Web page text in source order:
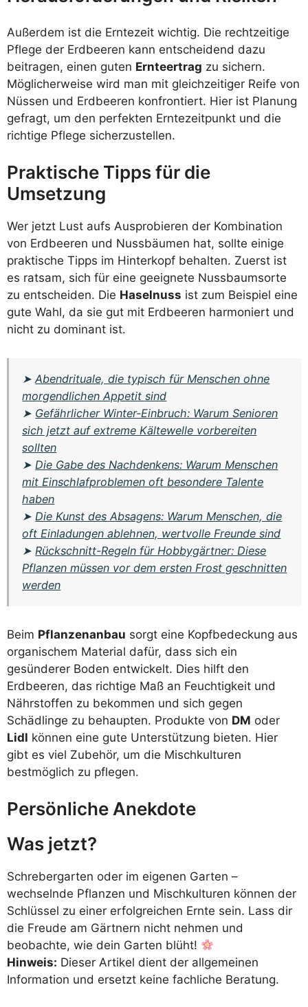
Außerdem ist die Erntezeit wichtig. Die rechtzeitige
Pflege der Erdbeeren kann entscheidend dazu
beitragen, einen guten Ernteertrag zu sichern.
Möglicherweise wird man mit gleichzeitiger Reife von
Nüssen und Erdbeeren konfrontiert. Hier ist Planung
gefragt, um den perfekten Erntezeitpunkt und die
richtige Pflege sicherzustellen.
Praktische Tipps für die
Umsetzung
Wer jetzt Lust aufs Ausprobieren der Kombination
von Erdbeeren und Nussbäumen hat, sollte einige
praktische Tipps im Hinterkopf behalten. Zuerst ist
es ratsam, sich für eine geeignete Nussbaumsorte
zu entscheiden. Die Haselnuss ist zum Beispiel eine
gute Wahl, da sie gut mit Erdbeeren harmoniert und
nicht zu dominant ist.
➤Abendrituale, die typisch für Menschen ohne
morgendlichen Appetit sind
➤ Gefährlicher Winter-Einbruch: Warum Senioren
sich jetzt auf extreme Kältewelle vorbereiten
sollten
➤Die Gabe des Nachdenkens: Warum Menschen
mit Einschlafproblemen oft besondere Talente
haben
➤Die Kunst des Absagens: Warum Menschen, die
oft Einladungen ablehnen, wertvolle Freunde sind
➤Rückschnitt-Regeln für Hobbygärtner: Diese
Pflanzen müssen vor dem ersten Frost geschnitten
werden
Beim Pflanzenanbau sorgt eine Kopfbedeckung aus
organischem Material dafür, dass sich ein
gesünderer Boden entwickelt. Dies hilft den
Erdbeeren, das richtige Maß an Feuchtigkeit und
Nährstoffen zu bekommen und sich gegen
Schädlinge zu behaupten. Produkte von DM oder
Lidl können eine gute Unterstützung bieten. Hier
gibt es viel Zubehör, um die Mischkulturen
bestmöglich zu pflegen.
Persönliche Anekdote
Was jetzt?
Schrebergarten oder im eigenen Garten –
wechselnde Pflanzen und Mischkulturen können der
Schlüssel zu einer erfolgreichen Ernte sein. Lass dir
die Freude am Gärtnern nicht nehmen und
beobachte, wie dein Garten blüht!
Hinweis: Dieser Artikel dient der allgemeinen
Information und ersetzt keine fachliche Beratung.